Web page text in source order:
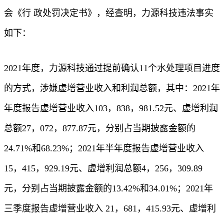
会《行 政处罚决定书》，经查明，力源科技违法事实
如下：
2021年度，力源科技通过提前确认11个水处理项目进度
的方式，涉嫌虚增营业收入和利润总额，其中：2021年
年度报告虚增营业收入103，838，981.52元、虚增利润
总额27，072，877.87元，分别占当期披露金额的
24.71%和68.23%；2021年半年度报告虚增营业收入
15，415，929.19元、虚增利润总额4，256，309.89
元，分别占当期披露金额的13.42%和34.01%；2021年
三季度报告虚增营业收入 21，681，415.93元、虚增利